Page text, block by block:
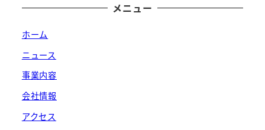
メニュー
ホーム
ニュース
事業内容
会社情報
アクセス